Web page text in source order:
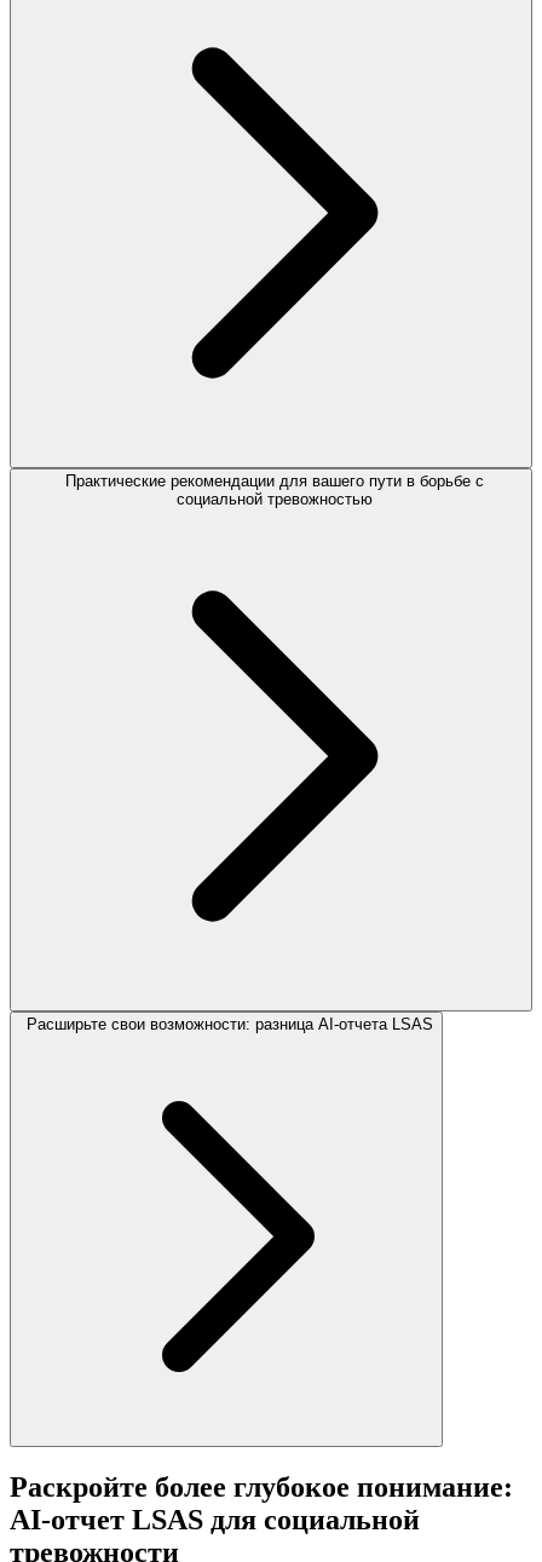
Практические рекомендации для вашего пути в борьбе с
социальной тревожностью
Расширьте свои возможности: разница AI-отчета LSAS
Раскройте более глубокое понимание:
AI-отчет LSAS для социальной
тревожности